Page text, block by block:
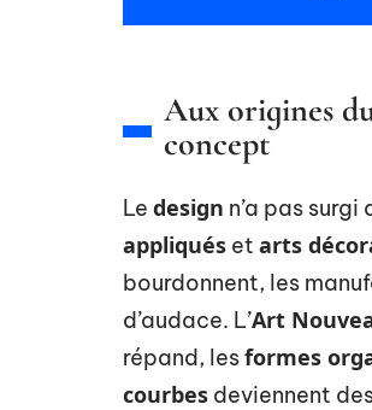
Aux origines
concept
Le design n’a pas
appliqués et arts
bourdonnent, les
d’audace. L’Art
répand, lesformes
courbes deviennent